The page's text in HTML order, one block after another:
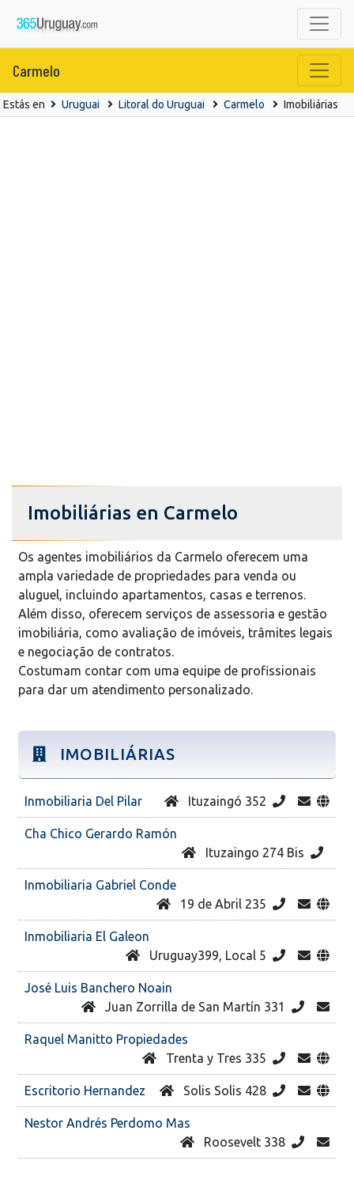
Carmelo
Estás en Uruguai Litoral do Uruguai Carmelo Imobiliárias
Imobiliárias en Carmelo
Os agentes imobiliários da Carmelo oferecem uma
ampla variedade de propriedades para venda ou
aluguel, incluindo apartamentos, casas e terrenos.
Além disso, oferecem serviços de assessoria e gestão
imobiliária, como avaliação de imóveis, trâmites legais
e negociação de contratos.
Costumam contar com uma equipe de profissionais
para dar um atendimento personalizado.
IMOBILIÁRIAS
Inmobiliaria Del Pilar Ituzaingó 352
Cha Chico Gerardo Ramón
Ituzaingo 274 Bis
Inmobiliaria Gabriel Conde
19 de Abril 235
Inmobiliaria El Galeon
Uruguay399, Local 5
José Luis Banchero Noain
Juan Zorrilla de San Martín 331
Raquel Manitto Propiedades
Trenta y Tres 335
Escritorio Hernandez Solis Solis 428
Nestor Andrés Perdomo Mas
Roosevelt 338